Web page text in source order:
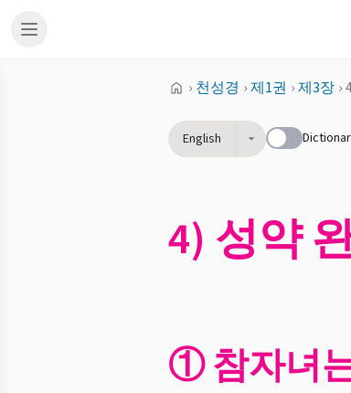
› 천성경 ›제1권 ›제3장 ›
English
4) 성약
① 참자녀